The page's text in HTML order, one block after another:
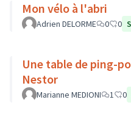
Mon vélo à l'abri
Adrien DELORME 0 0
Une table de ping-
Nestor
Marianne MEDIONI 1 0